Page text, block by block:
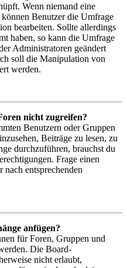
Wenn niemand eine
Benutzer die Umfrage
bearbeiten. Sollte allerdings
haben, so kann die Umfrage
Administratoren geändert
soll die Manipulation von
werden.
nicht zugreifen?
Benutzern oder Gruppen
Beiträge zu lesen, zu
durchzuführen, brauchst du
Frage einen
entsprechenden
anfügen?
für Foren, Gruppen und
Die Board-
nicht erlaubt,